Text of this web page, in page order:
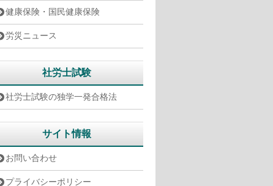
健康保険・国民健康保険
労災ニュース
社労士試験
社労士試験の独学一発合格法
サイト情報
お問い合わせ
プライバシーポリシー